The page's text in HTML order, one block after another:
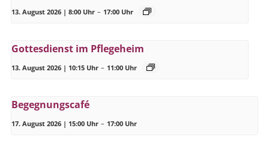
13. August 2026 | 8:00 Uhr – 17:00 Uhr
Gottesdienst im Pflegeheim
13. August 2026 | 10:15 Uhr – 11:00 Uhr
Begegnungscafé
17. August 2026 | 15:00 Uhr – 17:00 Uhr